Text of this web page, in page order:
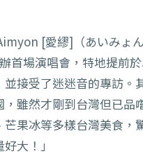
[愛繆]（あいみょん
首場演唱會，特地提前
並接受了迷迷音的專訪。
，雖然才剛到台灣但已品
芒果冰等多樣台灣美食，
好大！ 」